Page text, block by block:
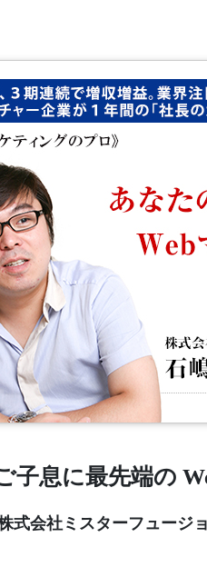
インフラ
子息に最先端の
式会社ミスターフュー